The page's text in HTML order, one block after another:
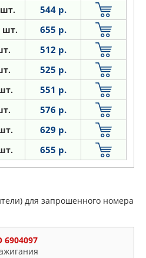
544 р.
шт. 655 р.
512 р.
525 р.
551 р.
576 р.
629 р.
655 р.
для запрошенного номера
6904097